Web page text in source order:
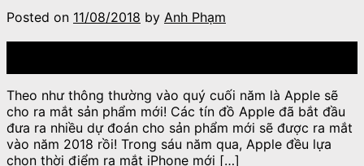
Posted on 11/08/2018 by Anh Phạm
Theo như thông thường vào quý cuối năm là Apple sẽ
cho ra mắt sản phẩm mới! Các tín đồ Apple đã bắt đầu
đưa ra nhiều dự đoán cho sản phẩm mới sẽ được ra mắt
vào năm 2018 rồi! Trong sáu năm qua, Apple đều lựa
chọn thời điểm ra mắt iPhone mới […]